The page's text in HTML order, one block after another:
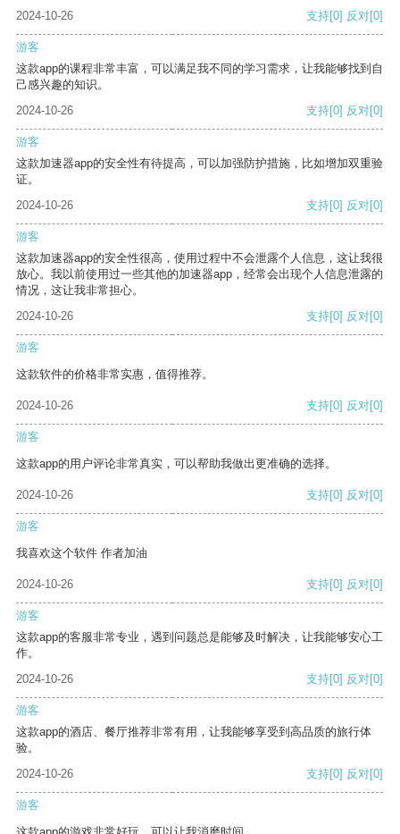
2024-10-26 支持[0] 反对[0]
游客
这款app的课程非常丰富，可以满足我不同的学习需求，让我能够找到自
己感兴趣的知识。
2024-10-26
支持[0] 反对[0]
游客
这款加速器app的安全性有待提高，可以加强防护措施，比如增加双重验
证。
2024-10-26
支持[0] 反对[0]
游客
这款加速器app的安全性很高，使用过程中不会泄露个人信息，这让我很
放心。我以前使用过一些其他的加速器app，经常会出现个人信息泄露的
情况，这让我非常担心。
2024-10-26
支持[0] 反对[0]
游客
这款软件的价格非常实惠，值得推荐。
2024-10-26 支持[0] 反对[0]
游客
这款app的用户评论非常真实，可以帮助我做出更准确的选择。
2024-10-26 支持[0] 反对[0]
游客
我喜欢这个软件 作者加油
2024-10-26 支持[0] 反对[0]
游客
这款app的客服非常专业，遇到问题总是能够及时解决，让我能够安心工
作。
2024-10-26
支持[0] 反对[0]
游客
这款app的酒店、餐厅推荐非常有用，让我能够享受到高品质的旅行体
验。
2024-10-26
支持[0] 反对[0]
游客